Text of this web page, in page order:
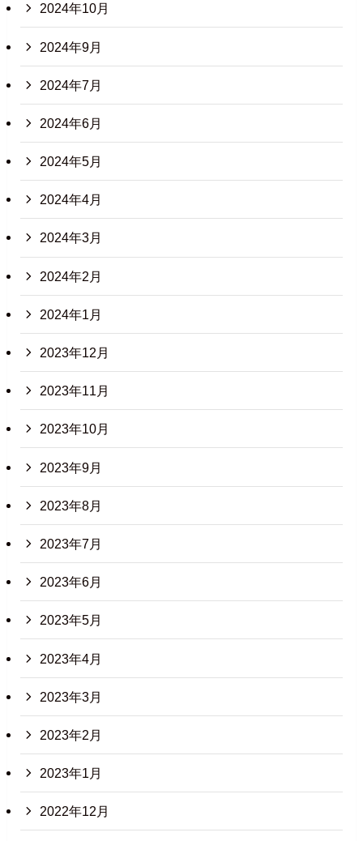
2024年10月
2024年9月
2024年7月
2024年6月
2024年5月
2024年4月
2024年3月
2024年2月
2024年1月
2023年12月
2023年11月
2023年10月
2023年9月
2023年8月
2023年7月
2023年6月
2023年5月
2023年4月
2023年3月
2023年2月
2023年1月
2022年12月